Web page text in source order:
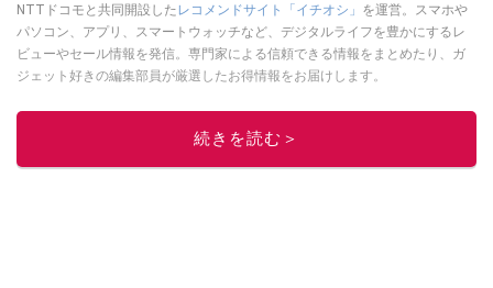
NTTドコモと共同開設したレコメンドサイト「イチオシ」 を運営。スマホや
パソコン、アプリ、スマートウォッチなど、デジタルライフを豊かにするレ
ビューやセール情報を発信。専門家による信頼できる情報をまとめたり、ガ
ジェット好きの編集部員が厳選したお得情報をお届けします。
このイチオシストの他の記事を読む
続きを読む＞